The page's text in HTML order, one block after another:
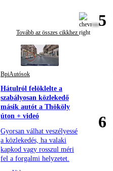
Tovább az összes cikkhez
BpiAutósok
Hátulról felöklelte a
szabályosan közlekedő
másik autót a Thököly
úton + videó
Gyorsan válhat veszélyessé
a közlekedés, ha valaki
kapkod vagy rosszul méri
fel a forgalmi helyzetet.
5
6